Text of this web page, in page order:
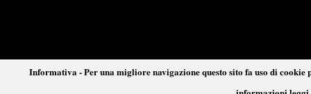
Informativa - Per una migliore navigazione questo sito fa uso di